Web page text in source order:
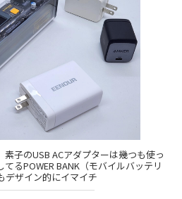
子のUSB ACアダプターは幾つも使っ
るPOWER BANK（モバイルバッテリ
デザイン的にイマイチ